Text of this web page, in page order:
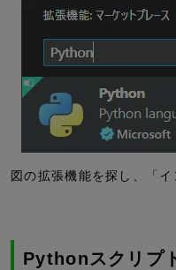
図の拡張機能を探し、「
Pythonスクリプ